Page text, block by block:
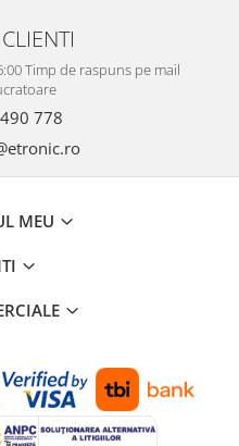
Timp de raspuns pe mail
778
MEU